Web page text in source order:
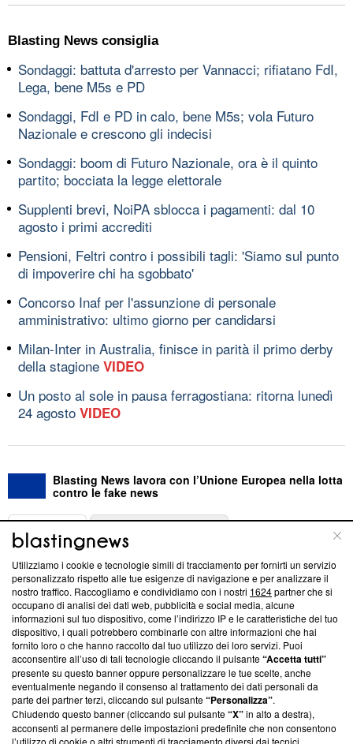
Blasting News consiglia
Sondaggi: battuta d'arresto per Vannacci; rifiatano FdI,
Lega, bene M5s e PD
Sondaggi, FdI e PD in calo, bene M5s; vola Futuro
Nazionale e crescono gli indecisi
Sondaggi: boom di Futuro Nazionale, ora è il quinto
partito; bocciata la legge elettorale
Supplenti brevi, NoiPA sblocca i pagamenti: dal 10
agosto i primi accrediti
Pensioni, Feltri contro i possibili tagli: 'Siamo sul punto
di impoverire chi ha sgobbato'
Concorso Inaf per l'assunzione di personale
amministrativo: ultimo giorno per candidarsi
Milan-Inter in Australia, finisce in parità il primo derby
della stagione VIDEO
Un posto al sole in pausa ferragostiana: ritorna lunedì
24 agosto VIDEO
Blasting News lavora con l’Unione Europea nella lotta
contro le fake news
ABOUT
Questa sezione offre informazioni trasparenti su Blasting
News, sui nostri processi editoriali e su come ci impegniamo a
creare news di qualità. Inoltre, afferma la nostra aderenza a
‘Trust Project - News with Integrity’Blasting News non è
ancora membro del programma, ma ha richiesto di farne
parte; Trust Project non ha ancora effettuato una verifica di
conformità agli standard.
Su di noi
Team editoriale
Utilizziamo i cookie e tecnologie simili di tracciamento per fornirti un servizio
personalizzato rispetto alle tue esigenze di navigazione e per analizzare il
nostro traffico. Raccogliamo e condividiamo con i nostri 1624partner che si
occupano di analisi dei dati web, pubblicità e social media, alcune
informazioni sul tuo dispositivo, come l’indirizzo IP e le caratteristiche del tuo
dispositivo, i quali potrebbero combinarle con altre informazioni che hai
fornito loro o che hanno raccolto dal tuo utilizzo dei loro servizi. Puoi
acconsentire all’uso di tali tecnologie cliccando il pulsante“Accetta tutti”
presente su questo banner oppure personalizzare le tue scelte, anche
eventualmente negando il consenso al trattamento dei dati personali da
parte dei partner terzi, cliccando sul pulsante“Personalizza”.
Chiudendo questo banner (cliccando sul pulsante“X”in alto a destra),
acconsenti al permanere delle impostazioni predefinite che non consentono
l’utilizzo di cookie o altri strumenti di tracciamento diversi dai tecnici.